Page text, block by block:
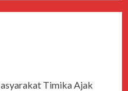
Timika Ajak